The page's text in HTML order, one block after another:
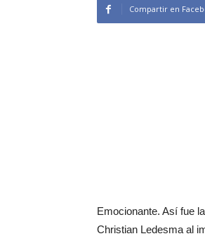
Compartir en
Emocionante. Así fue
Christian Ledesma al